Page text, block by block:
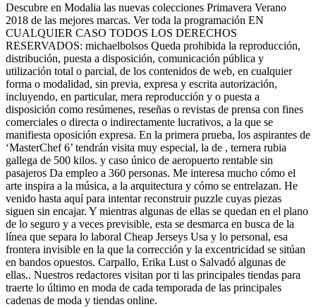
Descubre en Modalia las nuevas colecciones Primavera Verano
2018 de las mejores marcas. Ver toda la programación EN
CUALQUIER CASO TODOS LOS DERECHOS
RESERVADOS: michaelbolsos Queda prohibida la reproducción,
distribución, puesta a disposición, comunicación pública y
utilización total o parcial, de los contenidos de web, en cualquier
forma o modalidad, sin previa, expresa y escrita autorización,
incluyendo, en particular, mera reproducción y o puesta a
disposición como resúmenes, reseñas o revistas de prensa con fines
comerciales o directa o indirectamente lucrativos, a la que se
manifiesta oposición expresa. En la primera prueba, los aspirantes de
‘MasterChef 6’ tendrán visita muy especial, la de , ternera rubia
gallega de 500 kilos. y caso único de aeropuerto rentable sin
pasajeros Da empleo a 360 personas. Me interesa mucho cómo el
arte inspira a la música, a la arquitectura y cómo se entrelazan. He
venido hasta aquí para intentar reconstruir puzzle cuyas piezas
siguen sin encajar. Y mientras algunas de ellas se quedan en el plano
de lo seguro y a veces previsible, esta se desmarca en busca de la
línea que separa lo laboral Cheap Jerseys Usa y lo personal, esa
frontera invisible en la que la corrección y la excentricidad se sitúan
en bandos opuestos. Carpallo, Erika Lust o Salvadó algunas de
ellas.. Nuestros redactores visitan por ti las principales tiendas para
traerte lo último en moda de cada temporada de las principales
cadenas de moda y tiendas online.